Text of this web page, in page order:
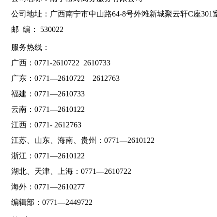
公司地址：广西南宁市中山路64-8号外滩新城聚云轩C座301
邮 编： 530022
服务热线：
广西：0771-2610722 2610733
广东：0771—2610722 2612763
福建：0771—2610733
云南：0771—2610122
江西：0771- 2612763
江苏、山东、海南、贵州：0771—2610122
浙江：0771—2610122
湖北、天津、上海：0771—2610722
海外：0771—2610277
编辑部：0771—2449722